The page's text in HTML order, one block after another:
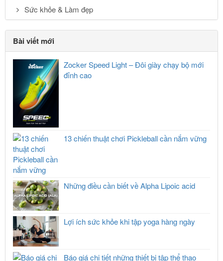
Sức khỏe & Làm đẹp
Bài viết mới
Zocker Speed Light – Đôi giày chạy bộ mới
đỉnh cao
13 chiến thuật chơi Pickleball cần nắm vững
Những điều cần biết về Alpha Lipoic acid
Lợi ích sức khỏe khi tập yoga hàng ngày
Báo giá chi tiết những thiết bị tập thể thao